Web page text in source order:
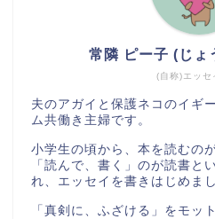
(自称)エッセ
常隣 ピー子 (じょ
夫のアガイと保護ネコのイギ
ム共働き主婦です。
小学生の頃から、本を読むの
「読んで、書く」のが読書と
れ、エッセイを書きはじめまし
「真剣に、ふざける」をモッ